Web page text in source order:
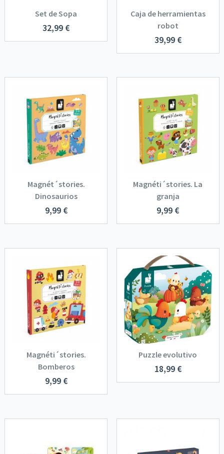
Set de Sopa
32,99 €
Caja de herramientas
robot
39,99 €
Magnét´stories.
Dinosaurios
9,99 €
Magnéti´stories. La
granja
9,99 €
Magnéti´stories.
Bomberos
9,99 €
Puzzle evolutivo
18,99 €